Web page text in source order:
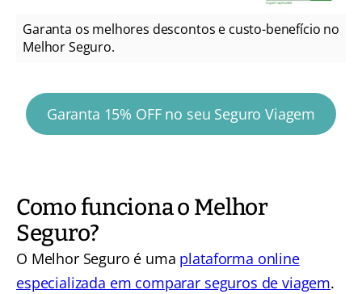
Garanta os melhores descontos e custo-benefício no
Melhor Seguro.
Garanta 15% OFF no seu Seguro Viagem
Como funciona o Melhor
Seguro?
O Melhor Seguro é uma plataforma online
especializada em comparar seguros de viagem.